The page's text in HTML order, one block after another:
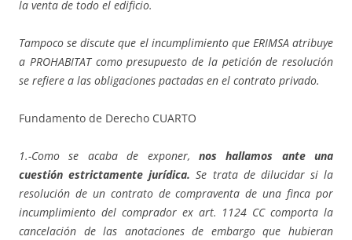
la venta de todo el edificio.
Tampoco se discute que el incumplimiento que ERIMSA atribuye
a PROHABITAT como presupuesto de la petición de resolución
se refiere a las obligaciones pactadas en el contrato privado.
Fundamento de Derecho CUARTO
1.-Como se acaba de exponer, nos hallamos ante una
cuestión estrictamente jurídica. Se trata de dilucidar si la
resolución de un contrato de compraventa de una finca por
incumplimiento del comprador ex art. 1124 CC comporta la
cancelación de las anotaciones de embargo que hubieran